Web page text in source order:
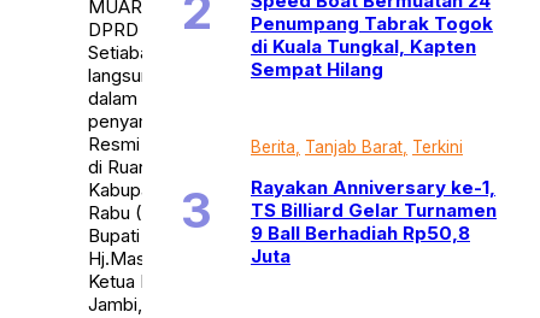
MUARO JAMBI – Ketua
DPRD Muaro Jambi Yuli
Setiabakti membuka
langsung rapat Paripurna
dalam rangka
penyampaian secara
Resmi LKPJ Tahun 2021
di Ruang Paripurna DPRD
Kabupaten Muaro Jambi,
Rabu (30/3/22). Dihadiri
Bupati Muaro Jambi
Hj.Masnah Busro, Wakil
Ketua DPRD Muaro
Jambi, […]
Penumpang Tabrak Togok
di Kuala Tungkal, Kapten
Sempat Hilang
Berita Tanjab Barat Terkini
Rayakan Anniversary ke-1,
TS Billiard Gelar Turnamen
9 Ball Berhadiah Rp50,8
Juta